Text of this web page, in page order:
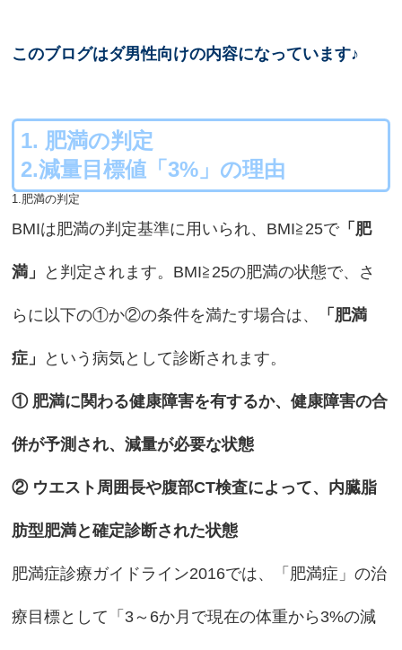
このブログはダ男性向けの内容になっています♪
1. 肥満の判定
2.減量目標値「3%」の理由
1.肥満の判定
BMIは肥満の判定基準に用いられ、BMI≧25で「肥
満」 と判定されます。BMI≧25の肥満の状態で、さ
らに以下の①か②の条件を満たす場合は、 「肥満
症」 という病気として診断されます。
① 肥満に関わる健康障害を有するか、健康障害の合
併が予測され、減量が必要な状態
② ウエスト周囲長や腹部CT検査によって、内臓脂
肪型肥満と確定診断された状態
肥満症診療ガイドライン2016では、「肥満症」の治
療目標として「3～6か月で現在の体重から3%の減